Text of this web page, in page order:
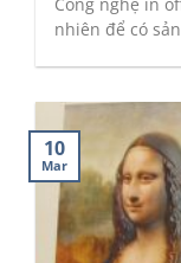
nhiên để có
10
Mar